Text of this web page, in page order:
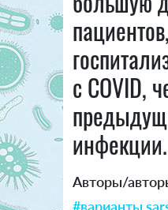
пациентов,
с COVID,
инфекции.
Авторы/
#варианты